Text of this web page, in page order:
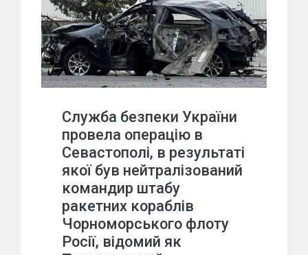
Служба безпеки України
провела операцію в
Севастополі, в результаті
якої був нейтралізований
командир штабу
ракетних кораблів
Чорноморського флоту
Росії, відомий як